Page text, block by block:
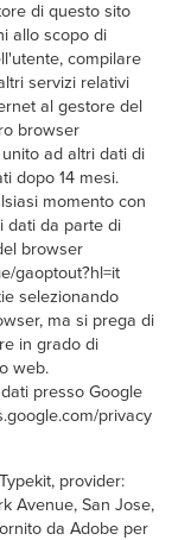
di questo sito
allo scopo di
compilare
servizi relativi
al gestore del
browser
ad altri dati di
dopo 14 mesi.
momento con
dati da parte di
browser
gaoptout?hl=it
selezionando
ma si prega di
in grado di
web.
presso Google
privacy
provider:
Avenue, San Jose,
da Adobe per